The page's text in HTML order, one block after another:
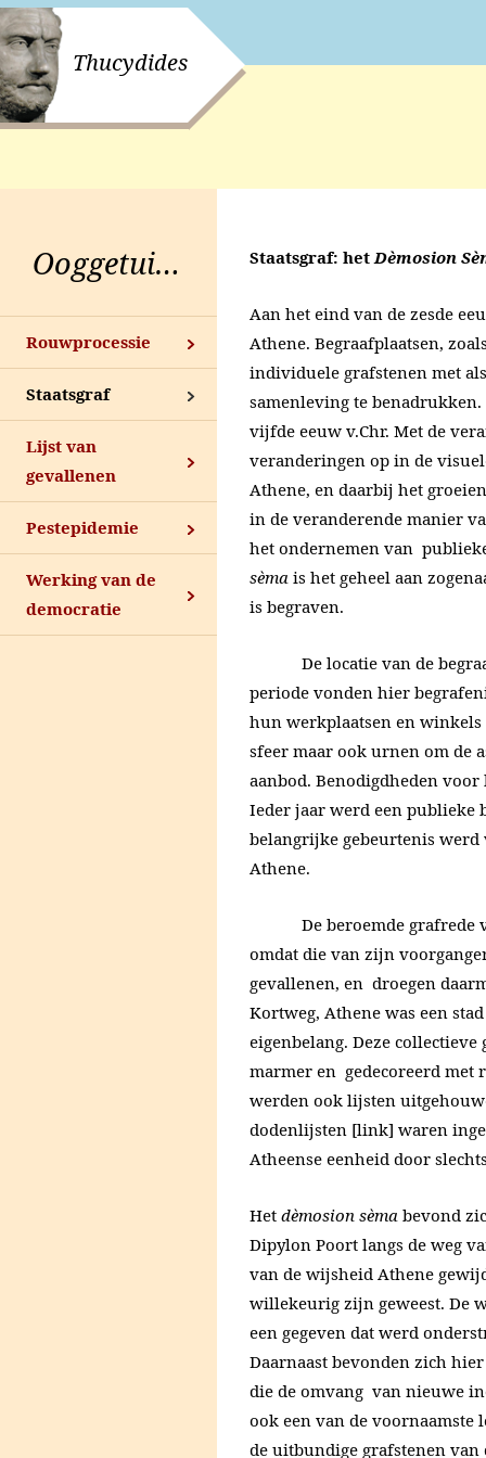
Thucydides
Ooggetuige
Rouwprocessie
Staatsgraf
Lijst van
gevallenen
Pestepidemie
Werking van de
democratie
Staatsgraf: hetDèmosion
Aan het eind van de zesde
Athene. Begraafplaatsen,
individuele grafstenen met
samenleving te
vijfde eeuw v.Chr. Met de
veranderingen op in de
Athene, en daarbij het
in de veranderende manier
het ondernemen van
sèma is het geheel aan
is begraven.
De locatie van de
periode vonden hier
hun werkplaatsen en
sfeer maar ook urnen om de
aanbod. Benodigdheden
Ieder jaar werd een publieke
belangrijke gebeurtenis
Athene.
De beroemde grafrede
omdat die van zijn
gevallenen, en droegen
Kortweg, Athene was een
eigenbelang. Deze
marmer en gedecoreerd met
werden ook lijsten
dodenlijsten [link] waren
Atheense eenheid door
Het dèmosion sèma bevond
Dipylon Poort langs de weg
van de wijsheid Athene
willekeurig zijn geweest. De
een gegeven dat werd
Daarnaast bevonden zich
die de omvang van nieuwe
ook een van de voornaamste
de uitbundige grafstenen